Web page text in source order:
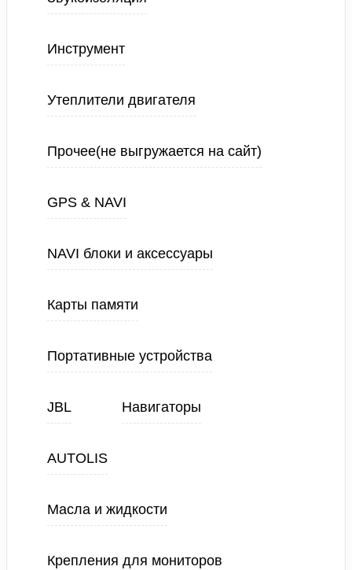
Инструмент
Утеплители двигателя
Прочее(не выгружается на сайт)
GPS & NAVI
NAVI блоки и аксессуары
Карты памяти
Портативные устройства
JBL Навигаторы
AUTOLIS
Масла и жидкости
Крепления для мониторов